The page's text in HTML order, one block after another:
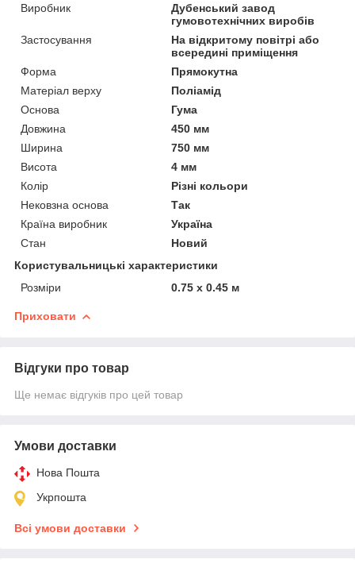
Виробник
Дубенський завод
гумовотехнічних виробів
Застосування
На відкритому повітрі або
всередині приміщення
Форма
Прямокутна
Матеріал верху
Поліамід
Основа
Гума
Довжина
450 мм
Ширина
750 мм
Висота
4 мм
Колір
Різні кольори
Нековзна основа
Так
Країна виробник
Україна
Стан
Новий
Користувальницькі характеристики
Розміри
0.75 х 0.45 м
Приховати
Відгуки про товар
Ще немає відгуків про цей товар
Умови доставки
Нова Пошта
Укрпошта
Всі умови доставки